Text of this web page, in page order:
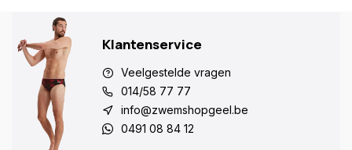
Klantenservice
Veelgestelde vragen
014/58 77 77
info@zwemshopgeel.be
0491 08 84 12